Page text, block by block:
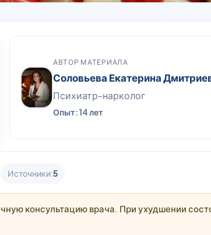
АВТОР МАТЕРИАЛА
Соловьева Екатерина
Психиатр-нарколог
Опыт: 14 лет
Источники:5
консультацию врача. При ухудшении